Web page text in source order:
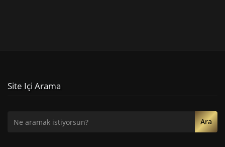
Site Içi Arama
Ara